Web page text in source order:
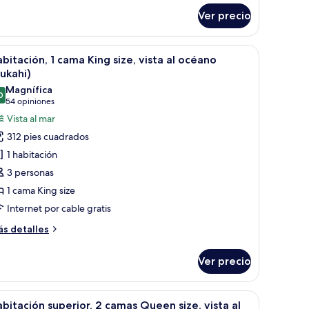
Ver precio
en la habitación y escritorio Camas con pillow-top, caja de seguridad en
6
1 cama King size, vista al océano
de 10
Magnífica
54 opiniones
(54
opiniones)
Vista al mar
312 pies cuadrados
1 habitación
3 personas
1 cama King size
Internet por cable gratis
detalles
Ver precio
cama grande, un sofá, una mesa de comedor y vistas al océano.
Camas con pillow-top, caja de seguridad en
7
superior, 2 camas Queen size, vista al